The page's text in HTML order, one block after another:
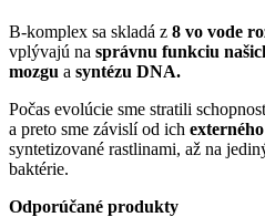
B-komplex sa skladá z 8 vo vode
vplývajú na správnu funkciu
mozgu a syntézu DNA.
Počas evolúcie sme stratili
a preto sme závislí od ich
syntetizované rastlinami, až na
baktérie.
Odporúčané produkty